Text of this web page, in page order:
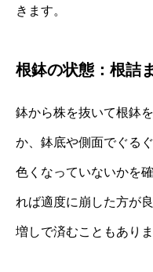
きます。
根鉢の状態：根詰
鉢から株を抜いて根鉢
か、鉢底や側面でぐる
色くなっていないかを
れば適度に崩した方が
増しで済むこともありま